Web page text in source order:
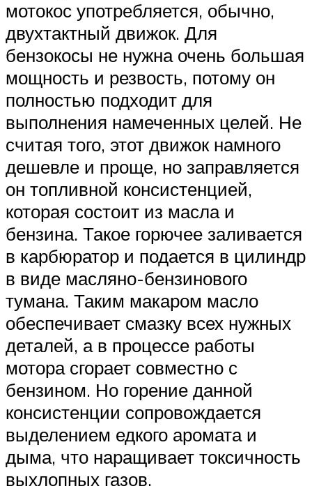
мотокос употребляется, обычно,
двухтактный движок. Для
бензокосы не нужна очень большая
мощность и резвость, потому он
полностью подходит для
выполнения намеченных целей. Не
считая того, этот движок намного
дешевле и проще, но заправляется
он топливной консистенцией,
которая состоит из масла и
бензина. Такое горючее заливается
в карбюратор и подается в цилиндр
в виде масляно-бензинового
тумана. Таким макаром масло
обеспечивает смазку всех нужных
деталей, а в процессе работы
мотора сгорает совместно с
бензином. Но горение данной
консистенции сопровождается
выделением едкого аромата и
дыма, что наращивает токсичность
выхлопных газов.